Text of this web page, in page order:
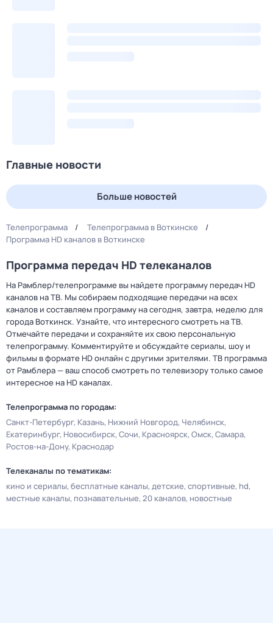
Главные новости
Больше новостей
Телепрограмма
Телепрограмма в Воткинске
Программа HD каналов в Воткинске
Программа передач HD телеканалов
На Рамблер/телепрограмме вы найдете программу передач HD
каналов на ТВ. Мы собираем подходящие передачи на всех
каналов и составляем программу на сегодня, завтра, неделю для
города Воткинск. Узнайте, что интересного смотреть на ТВ.
Отмечайте передачи и сохраняйте их свою персональную
телепрограмму. Комментируйте и обсуждайте сериалы, шоу и
фильмы в формате HD онлайн с другими зрителями. ТВ программа
от Рамблера — ваш способ смотреть по телевизору только самое
интересное на HD каналах.
Телепрограмма по городам:
Санкт-Петербург Казань Нижний Новгород Челябинск
Екатеринбург Новосибирск Сочи Красноярск Омск Самара
Ростов-на-Дону Краснодар
Телеканалы по тематикам:
кино и сериалы бесплатные каналы детские спортивные hd
местные каналы познавательные 20 каналов новостные